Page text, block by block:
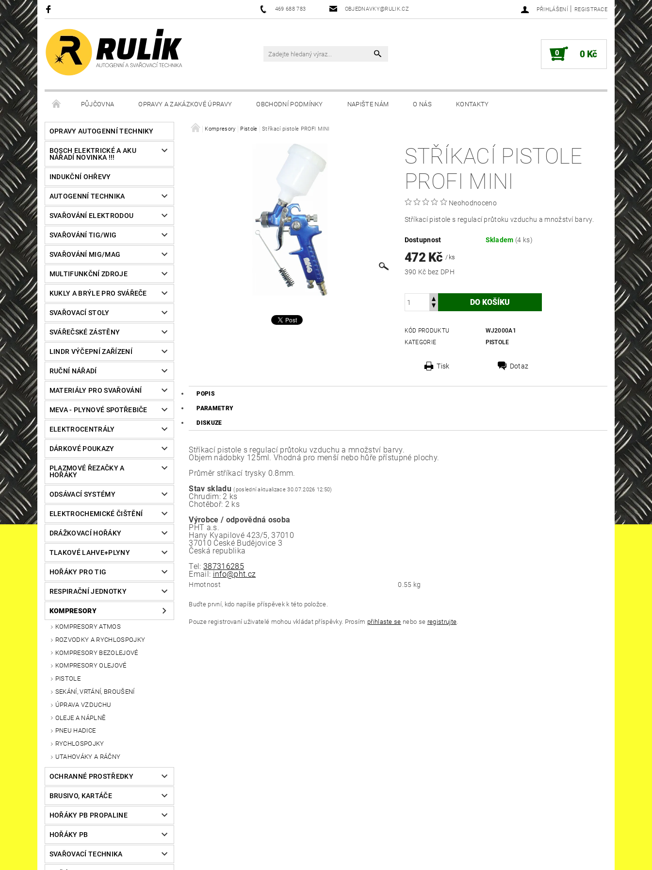
469 688 783 OBJEDNAVKY@RULIK.CZ PŘIHLÁŠENÍ | REGISTRACE
0 0 Kč
PŮJČOVNA OPRAVY A ZAKÁZKOVÉ ÚPRAVY OBCHODNÍ PODMÍNKY NAPIŠTE NÁM O NÁS KONTAKTY
OPRAVY AUTOGENNÍ TECHNIKY
BOSCH ELEKTRICKÉ A AKU
NÁŘADÍ NOVINKA !!!
INDUKČNÍ OHŘEVY
AUTOGENNÍ TECHNIKA
SVAŘOVÁNÍ ELEKTRODOU
SVAŘOVÁNÍ TIG/WIG
SVAŘOVÁNÍ MIG/MAG
MULTIFUNKČNÍ ZDROJE
KUKLY A BRÝLE PRO SVÁŘEČE
SVAŘOVACÍ STOLY
SVÁŘEČSKÉ ZÁSTĚNY
LINDR VÝČEPNÍ ZAŘÍZENÍ
RUČNÍ NÁŘADÍ
MATERIÁLY PRO SVAŘOVÁNÍ
MEVA - PLYNOVÉ SPOTŘEBIČE
ELEKTROCENTRÁLY
DÁRKOVÉ POUKAZY
PLAZMOVÉ ŘEZAČKY A
HOŘÁKY
ODSÁVACÍ SYSTÉMY
ELEKTROCHEMICKÉ ČIŠTĚNÍ
DRÁŽKOVACÍ HOŘÁKY
TLAKOVÉ LAHVE+PLYNY
HOŘÁKY PRO TIG
RESPIRAČNÍ JEDNOTKY
KOMPRESORY
KOMPRESORY ATMOS
ROZVODKY A RYCHLOSPOJKY
KOMPRESORY BEZOLEJOVÉ
KOMPRESORY OLEJOVÉ
PISTOLE
SEKÁNÍ, VRTÁNÍ, BROUŠENÍ
ÚPRAVA VZDUCHU
OLEJE A NÁPLNĚ
PNEU HADICE
RYCHLOSPOJKY
UTAHOVÁKY A RÁČNY
OCHRANNÉ PROSTŘEDKY
BRUSIVO, KARTÁČE
HOŘÁKY PB PROPALINE
HOŘÁKY PB
SVAŘOVACÍ TECHNIKA
Kompresory Pistole Stříkací pistole PROFI MINI
STŘÍKACÍ PISTOLE
PROFI MINI
Neohodnoceno
Stříkací pistole s regulací průtoku vzduchu a množství barvy.
Dostupnost Skladem (4 ks)
472 Kč/ ks
390 Kč bez DPH
KÓD PRODUKTU
WJ2000A1
KATEGORIE
PISTOLE
Tisk Dotaz
POPIS
PARAMETRY
DISKUZE
Stříkací pistole s regulací průtoku vzduchu a množství barvy.
Objem nádobky 125ml. Vhodná pro menší nebo hůře přístupné plochy.
Průměr stříkací trysky 0.8mm.
Stav skladu (poslední aktualizace 30.07.2026 12:50)
Chrudim: 2 ks
Chotěboř: 2 ks
Výrobce / odpovědná osoba
PHT a.s.
Hany Kvapilové 423/5, 37010
37010 České Budějovice 3
Česká republika
Tel:387316285
Email: info@pht.cz
Hmotnost 0.55 kg
Buďte první, kdo napíše příspěvek k této položce.
Pouze registrovaní uživatelé mohou vkládat příspěvky. Prosím přihlaste se nebo se registrujte.